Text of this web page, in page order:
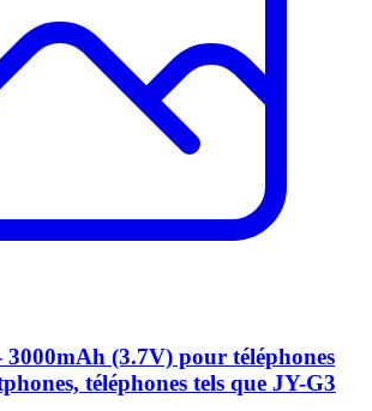
(3.7V) pour téléphones
téléphones tels que JY-G3